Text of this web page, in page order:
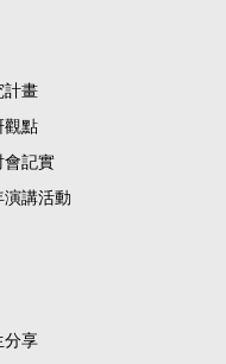
計畫
觀點
會記實
演講活動
分享